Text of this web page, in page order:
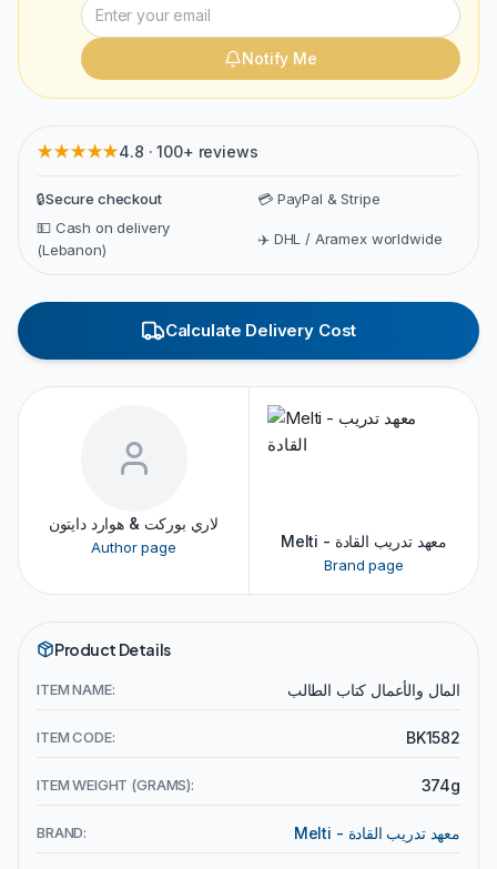
Notify Me
★★★★★4.8 · 100+ reviews
🔒Secure checkout
💳 PayPal & Stripe
💵 Cash on delivery
(Lebanon)
✈️ DHL / Aramex worldwide
Calculate Delivery Cost
لاري بوركت & هوارد دايتون
Author page Melti - معهد تدريب القادة
Brand page
Product Details
ITEM NAME: المال والأعمال كتاب الطالب
ITEM CODE: BK1582
ITEM WEIGHT (GRAMS): 374g
BRAND: Melti - معهد تدريب القادة